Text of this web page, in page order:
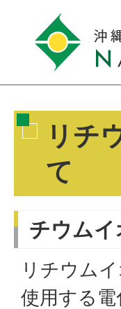
リチ
て
チウム
リチウム
使用する